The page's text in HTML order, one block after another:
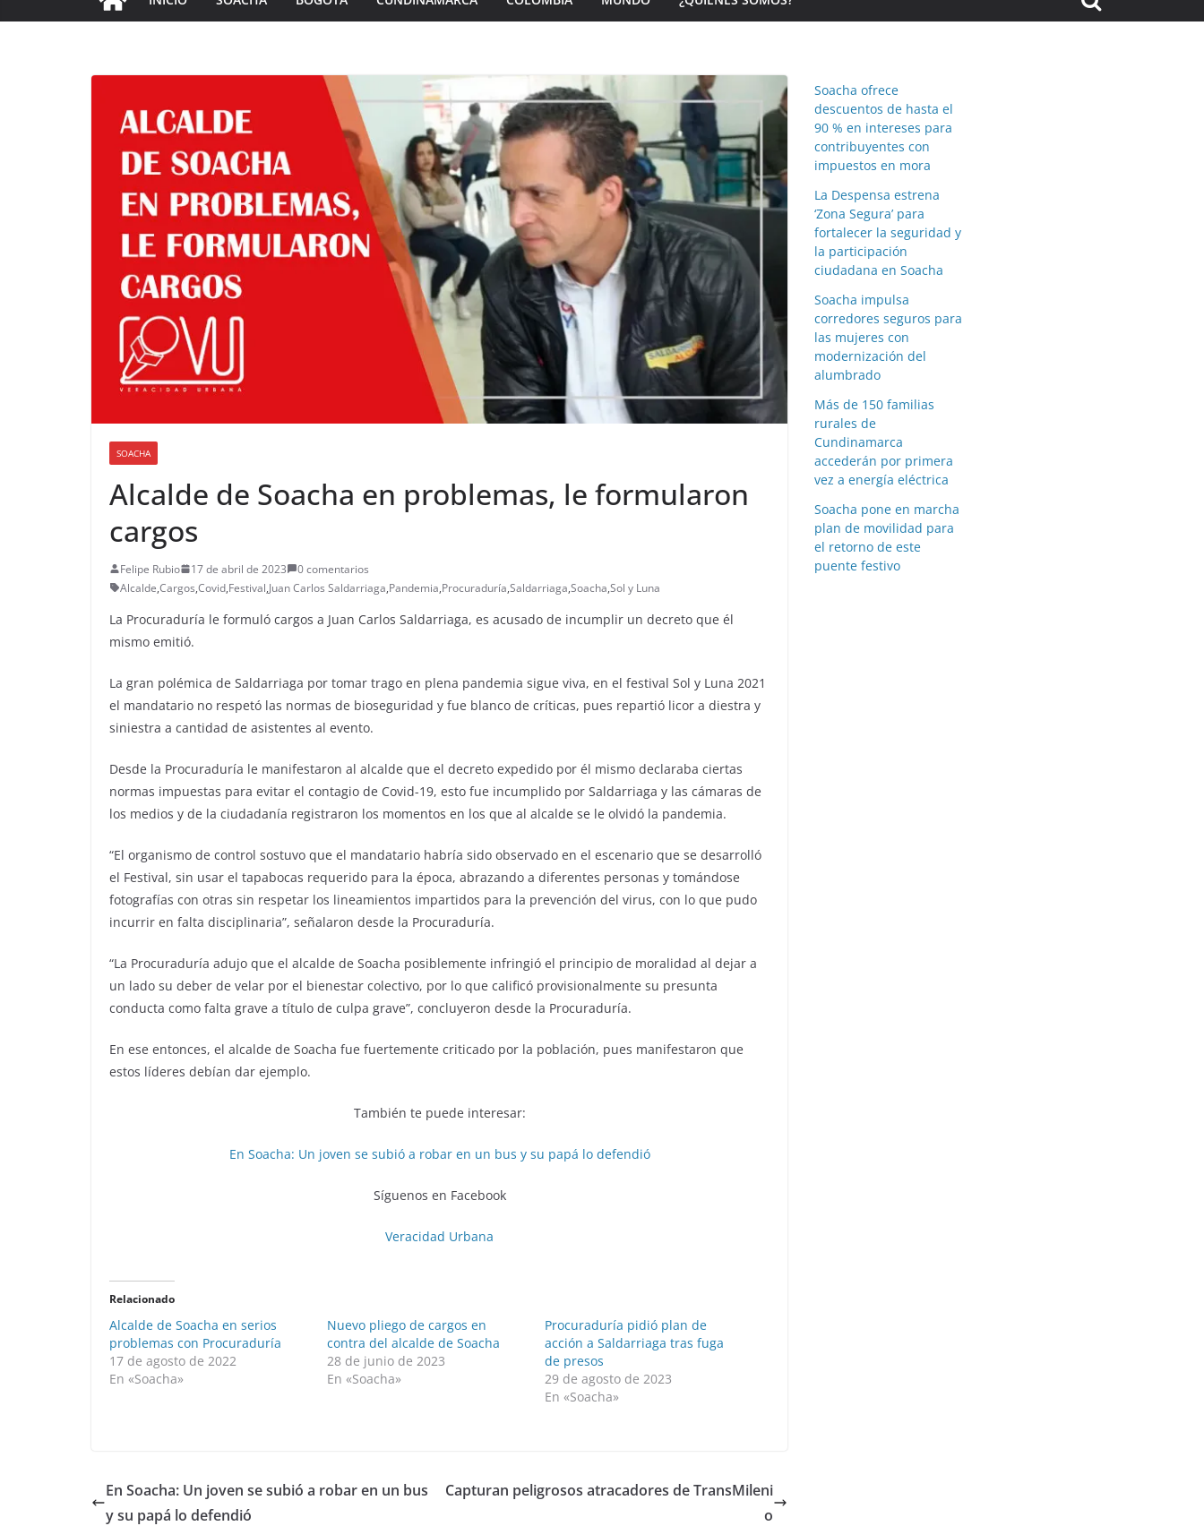
SOACHA
Alcalde de Soacha en problemas, le formularon
cargos
Felipe Rubio 17 de abril de 2023
0 comentarios
Alcalde,Cargos,Covid,Festival,Juan Carlos Saldarriaga,Pandemia,Procuraduría,Saldarriaga,Soacha,Sol y Luna
La Procuraduría le formuló cargos a Juan Carlos Saldarriaga, es acusado de incumplir un decreto que él
mismo emitió.
La gran polémica de Saldarriaga por tomar trago en plena pandemia sigue viva, en el festival Sol y Luna 2021
el mandatario no respetó las normas de bioseguridad y fue blanco de críticas, pues repartió licor a diestra y
siniestra a cantidad de asistentes al evento.
Desde la Procuraduría le manifestaron al alcalde que el decreto expedido por él mismo declaraba ciertas
normas impuestas para evitar el contagio de Covid-19, esto fue incumplido por Saldarriaga y las cámaras de
los medios y de la ciudadanía registraron los momentos en los que al alcalde se le olvidó la pandemia.
“El organismo de control sostuvo que el mandatario habría sido observado en el escenario que se desarrolló
el Festival, sin usar el tapabocas requerido para la época, abrazando a diferentes personas y tomándose
fotografías con otras sin respetar los lineamientos impartidos para la prevención del virus, con lo que pudo
incurrir en falta disciplinaria”, señalaron desde la Procuraduría.
“La Procuraduría adujo que el alcalde de Soacha posiblemente infringió el principio de moralidad al dejar a
un lado su deber de velar por el bienestar colectivo, por lo que calificó provisionalmente su presunta
conducta como falta grave a título de culpa grave”, concluyeron desde la Procuraduría.
En ese entonces, el alcalde de Soacha fue fuertemente criticado por la población, pues manifestaron que
estos líderes debían dar ejemplo.
También te puede interesar:
En Soacha: Un joven se subió a robar en un bus y su papá lo defendió
Síguenos en Facebook
Veracidad Urbana
Relacionado
Alcalde de Soacha en serios
problemas con Procuraduría
17 de agosto de 2022
En «Soacha»
Nuevo pliego de cargos en
contra del alcalde de Soacha
28 de junio de 2023
En «Soacha»
Procuraduría pidió plan de
acción a Saldarriaga tras fuga
de presos
29 de agosto de 2023
En «Soacha»
En Soacha: Un joven se subió a robar en un bus
y su papá lo defendió
Capturan peligrosos atracadores de TransMileni
o
Soacha ofrece
descuentos de hasta el
90 % en intereses para
contribuyentes con
impuestos en mora
La Despensa estrena
‘Zona Segura’ para
fortalecer la seguridad y
la participación
ciudadana en Soacha
Soacha impulsa
corredores seguros para
las mujeres con
modernización del
alumbrado
Más de 150 familias
rurales de
Cundinamarca
accederán por primera
vez a energía eléctrica
Soacha pone en marcha
plan de movilidad para
el retorno de este
puente festivo